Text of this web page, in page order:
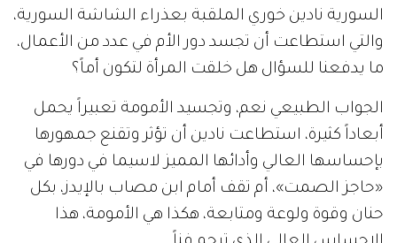
السورية نادين خوري الملقبة بعذراء الشاشة السورية،
والتي استطاعت أن تجسد دور الأم في عدد من الأعمال،
ما يدفعنا للسؤال هل خلقت المرأة لتكون أماً؟
الجواب الطبيعي نعم، وتجسيد الأمومة تعبيراً يحمل
أبعاداً كثيرة، استطاعت نادين أن تؤثر وتقنع جمهورها
بإحساسها العالي وأدائها المميز لاسيما في دورها في
«حاجز الصمت»، أم تقف أمام ابن مصاب بالإيدز، بكل
حنان وقوة ولوعة ومتابعة، هكذا هي الأمومة، هذا